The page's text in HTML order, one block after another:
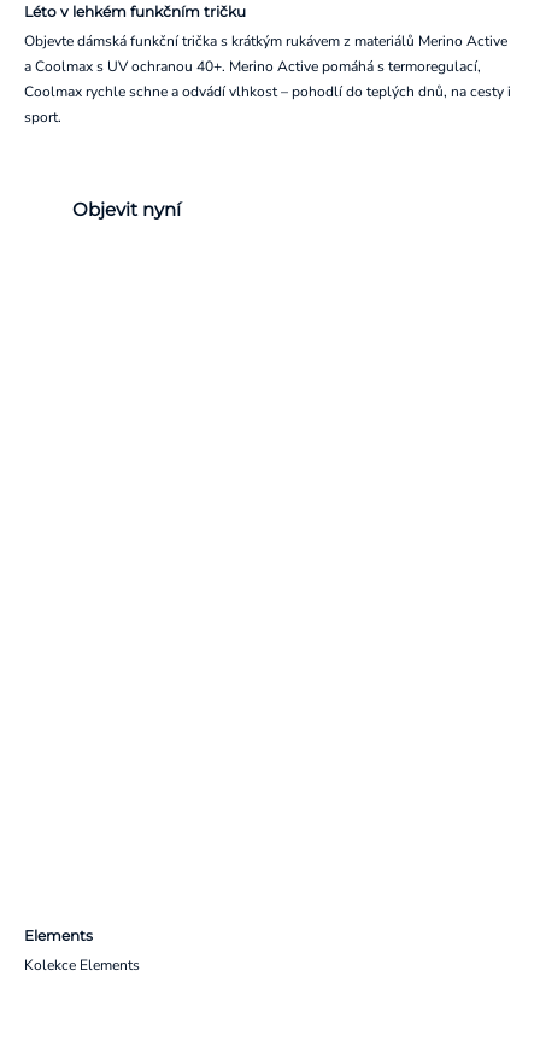
Léto v lehkém funkčním tričku
Objevte dámská funkční trička s krátkým rukávem z materiálů Merino Active
a Coolmax s UV ochranou 40+. Merino Active pomáhá s termoregulací,
Coolmax rychle schne a odvádí vlhkost – pohodlí do teplých dnů, na cesty i
sport.
Objevit nyní
Elements
Kolekce Elements